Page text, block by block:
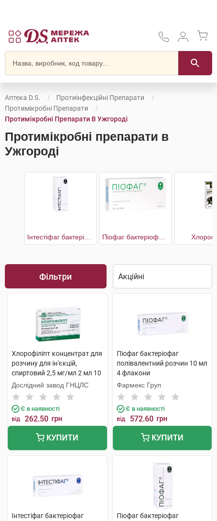
Аптека D.S.
Протиінфекційні Препарати
Протимікробні Препарати
Протимікробні Препарати В Ужгороді
Протимікробні препарати в
Ужгороді
Фільтри
Хлорофіліпт концентрат для
розчину для ін'єкцій,
спиртовий 2,5 мг/мл 2 мл 10
ампул
Дослідний завод ГНЦЛС
Є в наявності
від 262.50 грн
КУПИТИ
Піофаг бактеріофаг
полівалентний розчин 10 мл
4 флакони
Фармекс Груп
Є в наявності
від 572.60 грн
КУПИТИ
Інтестіфаг бактеріофаг
Піофаг бактеріофаг